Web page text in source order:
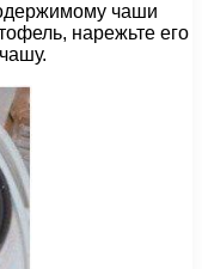
чаши
нарежьте его